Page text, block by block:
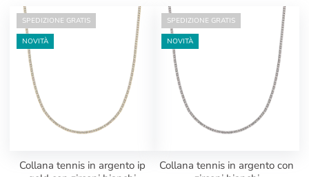
SPEDIZIONE GRATIS
NOVITÀ
collana tennis in argento ip
SPEDIZIONE GRATIS
NOVITÀ
collana tennis in argento con